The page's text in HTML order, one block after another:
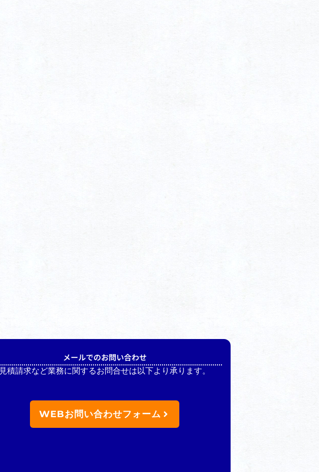
メールでのお問い合わせ
見積請求など業務に関するお問合せは以下より承ります。
WEBお問い合わせフォーム